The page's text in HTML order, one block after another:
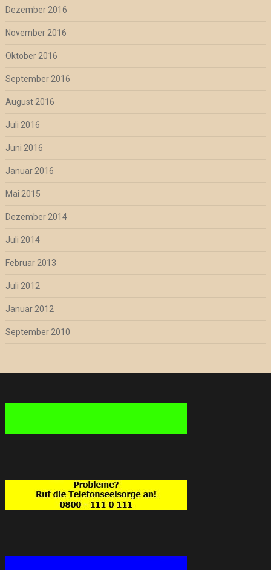
Dezember 2016
November 2016
Oktober 2016
September 2016
August 2016
Juli 2016
Juni 2016
Januar 2016
Mai 2015
Dezember 2014
Juli 2014
Februar 2013
Juli 2012
Januar 2012
September 2010